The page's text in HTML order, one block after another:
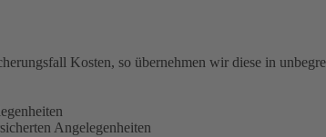
Kosten, so übernehmen wir diese in
Angelegenheiten